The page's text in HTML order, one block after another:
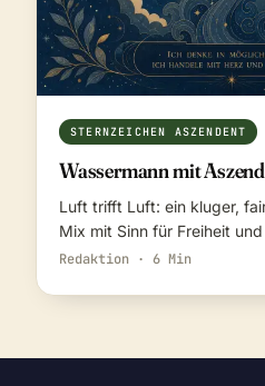
STERNZEICHEN ASZENDENT
Wassermann mit
Luft trifft Luft: ein kluger,
Mix mit Sinn für Freiheit
Redaktion · 6 Min